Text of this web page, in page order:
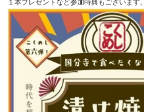
１本プレゼントなど参加特典もございます。
Japanese